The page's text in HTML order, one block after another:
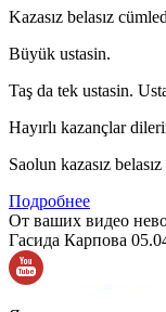
Kazasız belasız
Büyük ustasin.
Taş da tek ustasin.
Hayırlı kazançlar
Saolun kazasız
Подробнее
От ваших видео
Гасида Карпова